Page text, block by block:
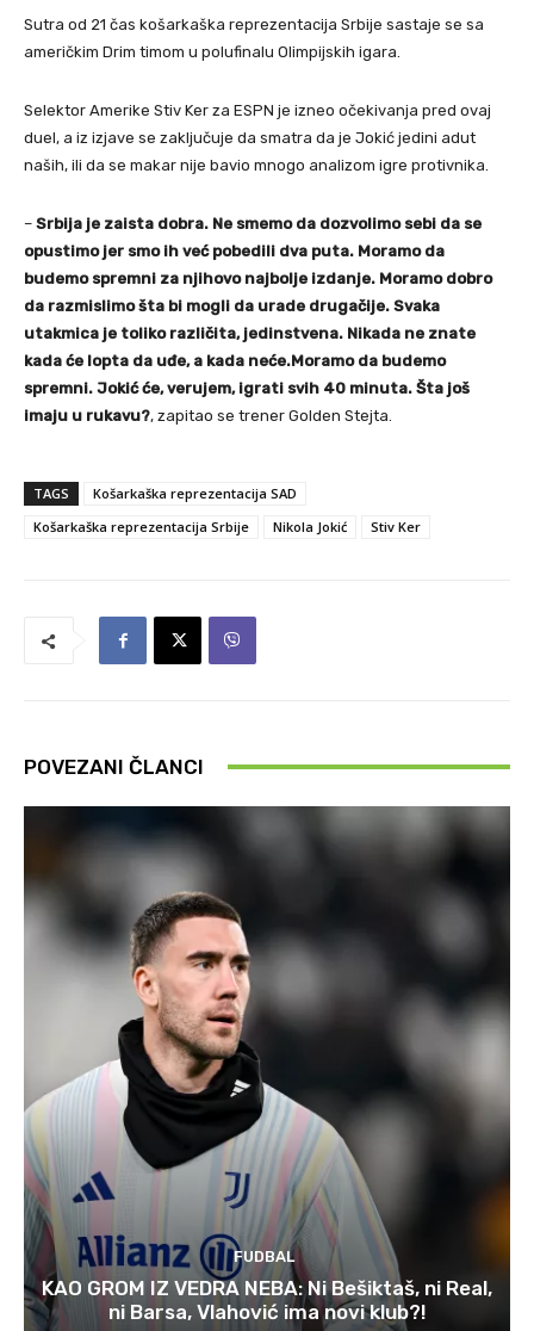
Sutra od 21 čas košarkaška reprezentacija Srbije sastaje se sa
američkim Drim timom u polufinalu Olimpijskih igara.
Selektor Amerike Stiv Ker za ESPN je izneo očekivanja pred ovaj
duel, a iz izjave se zaključuje da smatra da je Jokić jedini adut
naših, ili da se makar nije bavio mnogo analizom igre protivnika.
– Srbija je zaista dobra. Ne smemo da dozvolimo sebi da se
opustimo jer smo ih već pobedili dva puta. Moramo da
budemo spremni za njihovo najbolje izdanje. Moramo dobro
da razmislimo šta bi mogli da urade drugačije. Svaka
utakmica je toliko različita, jedinstvena. Nikada ne znate
kada će lopta da uđe, a kada neće.Moramo da budemo
spremni. Jokić će, verujem, igrati svih 40 minuta. Šta još
imaju u rukavu?, zapitao se trener Golden Stejta.
TAGS
Košarkaška reprezentacija SAD
Košarkaška reprezentacija Srbije
Nikola Jokić Stiv Ker
POVEZANI ČLANCI
FUDBAL
KAO GROM IZ VEDRA NEBA: Ni Bešiktaš, ni Real,
ni Barsa, Vlahović ima novi klub?!